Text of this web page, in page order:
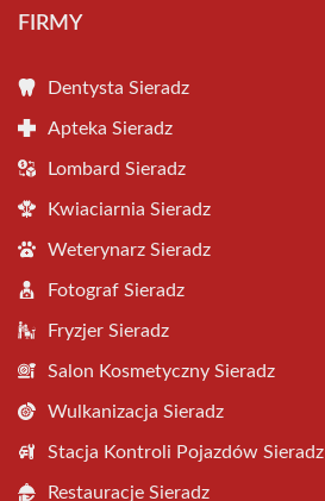
FIRMY
Dentysta Sieradz
Apteka Sieradz
Lombard Sieradz
Kwiaciarnia Sieradz
Weterynarz Sieradz
Fotograf Sieradz
Fryzjer Sieradz
Salon Kosmetyczny Sieradz
Wulkanizacja Sieradz
Stacja Kontroli Pojazdów Sieradz
Restauracje Sieradz